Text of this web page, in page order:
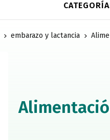
embarazo y lactancia